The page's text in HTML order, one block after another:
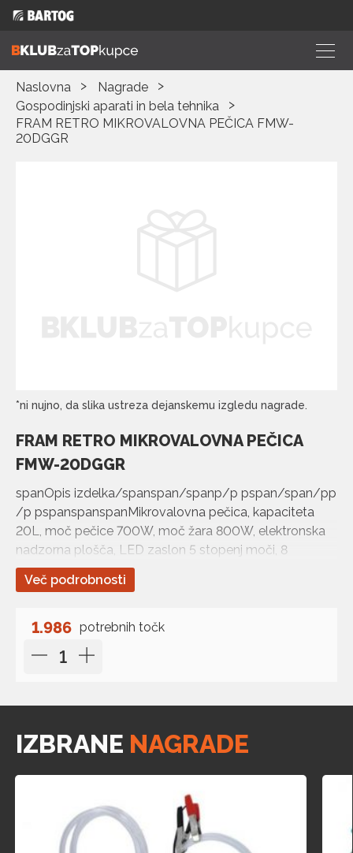
Naslovna
Nagrade
Gospodinjski aparati in bela tehnika
FRAM RETRO MIKROVALOVNA PEČICA FMW-
20DGGR
*ni nujno, da slika ustreza dejanskemu izgledu nagrade.
FRAM RETRO MIKROVALOVNA PEČICA
FMW-20DGGR
spanOpis izdelka/spanspan/spanp/p pspan/span/pp
/p pspanspanspanMikrovalovna pečica, kapaciteta
20L, moč pečice 700W, moč žara 800W, elektronska
nadzorna plošča, LED zaslon 5 stopenj moči, 8
avtomatskih programov…
Več podrobnosti
1.986 potrebnih točk
IZBRANE NAGRADE